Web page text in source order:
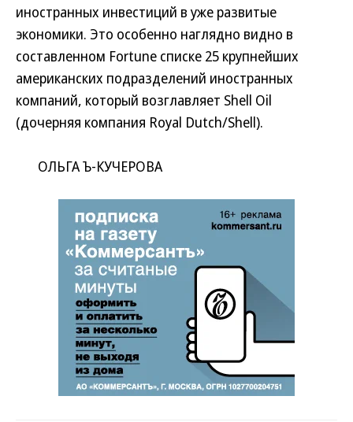
иностранных инвестиций в уже развитые
экономики. Это особенно наглядно видно в
составленном Fortune списке 25 крупнейших
американских подразделений иностранных
компаний, который возглавляет Shell Oil
(дочерняя компания Royal Dutch/Shell).
ОЛЬГА Ъ-КУЧЕРОВА